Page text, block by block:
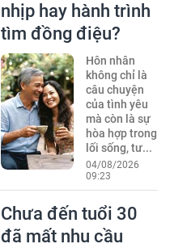
nhịp hay hành trình
tìm đồng điệu?
Hôn nhân
không chỉ là
câu chuyện
của tình yêu
mà còn là sự
hòa hợp trong
lối sống, tư...
04/08/2026
09:23
Chưa đến tuổi 30
đã mất nhu cầu